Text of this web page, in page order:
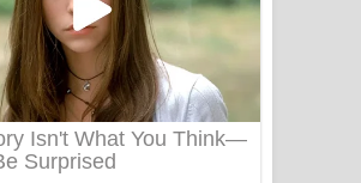
BTS : Hooligan Lyrics
Apa Hamuwee Song Lyrics - අප හමුවී
ගීතයේ පද පෙළ